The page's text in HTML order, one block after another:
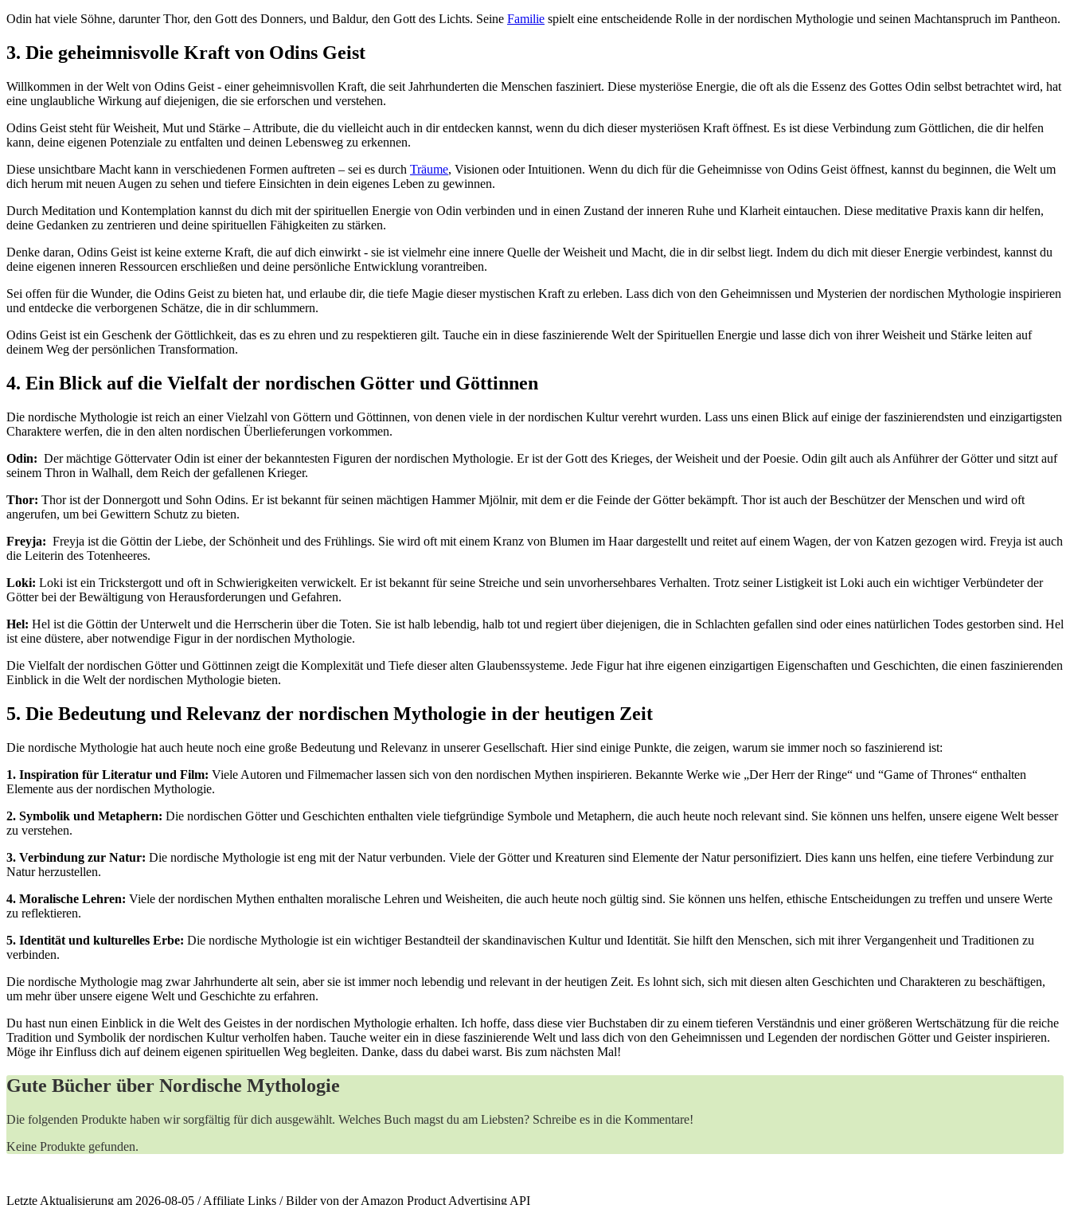
Odin ​hat​ viele​ Söhne, darunter ⁣Thor, den Gott ⁣des Donners,‌ und Baldur, den ⁢Gott⁤ des Lichts. Seine Familie spielt eine ⁣entscheidende Rolle‍ in der nordischen​ Mythologie⁣ und seinen ‍Machtanspruch im ​Pantheon.
3. Die‌ geheimnisvolle Kraft⁣ von Odins​ Geist
Willkommen in der Welt von ⁣Odins Geist ​-⁤ einer geheimnisvollen​ Kraft, die ⁢seit⁤ Jahrhunderten ‌die Menschen fasziniert. Diese mysteriöse Energie, die oft als die Essenz des Gottes Odin selbst betrachtet wird, hat
eine unglaubliche Wirkung auf diejenigen, die⁤ sie erforschen und ⁤verstehen.
Odins Geist⁣ steht⁤ für Weisheit, Mut und Stärke – Attribute, die du vielleicht auch ⁢in dir⁣ entdecken kannst, wenn du dich dieser mysteriösen Kraft öffnest.‍ Es⁤ ist diese ‌Verbindung‌ zum Göttlichen,⁤ die dir helfen
kann, deine eigenen Potenziale zu ⁢entfalten und deinen Lebensweg ⁤zu erkennen.
Diese‍ unsichtbare Macht kann in ‍verschiedenen Formen auftreten – sei ‌es durch Träume, ‌Visionen​ oder Intuitionen. Wenn ​du dich ⁤für die Geheimnisse‍ von Odins Geist öffnest, kannst du beginnen, die Welt ⁤um
⁣dich ‌herum mit⁣ neuen Augen zu sehen und tiefere Einsichten in dein eigenes‌ Leben zu gewinnen.
Durch Meditation und Kontemplation⁤ kannst ⁣du dich ‍mit der spirituellen Energie von Odin verbinden und in⁢ einen Zustand der inneren Ruhe und Klarheit ‍eintauchen. Diese meditative Praxis kann ⁢dir ​helfen,
deine ‍Gedanken zu‌ zentrieren und deine spirituellen Fähigkeiten zu stärken.
Denke daran, Odins ‌Geist⁢ ist keine externe ⁣Kraft, die ​auf ⁤dich einwirkt -‌ sie ist vielmehr⁢ eine innere Quelle⁢ der Weisheit ‌und⁢ Macht, ⁢die in dir selbst ‍liegt. Indem du dich mit ‍dieser Energie ‍verbindest, kannst du
deine eigenen⁤ inneren Ressourcen​ erschließen​ und ⁤deine persönliche Entwicklung vorantreiben.
Sei offen für ⁣die Wunder,⁢ die Odins Geist zu bieten hat,​ und erlaube dir, die tiefe Magie dieser mystischen Kraft ⁣zu erleben. Lass dich von den Geheimnissen und​ Mysterien der nordischen‍ Mythologie inspirieren
und entdecke die‌ verborgenen Schätze, die in dir schlummern.
Odins Geist ist ein Geschenk​ der Göttlichkeit,⁢ das es zu ehren und⁤ zu respektieren gilt. Tauche ein in diese ⁣faszinierende‌ Welt der Spirituellen Energie ⁣und lasse dich von ihrer‌ Weisheit und Stärke leiten auf
deinem Weg der persönlichen Transformation.
4. Ein⁢ Blick ⁤auf die Vielfalt der nordischen Götter und Göttinnen
Die nordische ⁢Mythologie ist reich an einer ⁢Vielzahl ​von Göttern und Göttinnen, von denen viele in der ‍nordischen ⁢Kultur⁣ verehrt wurden. ⁤Lass uns einen​ Blick auf einige der faszinierendsten ⁢und einzigartigsten
Charaktere werfen, die in ‌den ​alten ⁣nordischen Überlieferungen vorkommen.
Odin: ​ Der mächtige Göttervater ⁤Odin ist ​einer der bekanntesten‍ Figuren der nordischen​ Mythologie.⁤ Er⁤ ist ⁣der Gott des ‍Krieges, der‌ Weisheit⁢ und der ⁣Poesie.​ Odin⁢ gilt auch als Anführer der ​Götter⁤ und sitzt auf
seinem ‍Thron‍ in Walhall, dem Reich der gefallenen Krieger.
Thor: Thor‌ ist der Donnergott⁢ und Sohn⁢ Odins. Er ist ‌bekannt für ⁣seinen mächtigen Hammer Mjölnir, mit dem er ⁤die ⁢Feinde der Götter bekämpft. Thor ist‍ auch der ‌Beschützer der Menschen und wird oft
angerufen, um bei Gewittern Schutz zu ⁤bieten.
Freyja: ‍ Freyja ist die Göttin⁣ der Liebe, der Schönheit ​und des ⁢Frühlings. Sie⁣ wird oft mit einem Kranz ‌von Blumen‍ im Haar dargestellt und ⁢reitet ⁣auf einem Wagen,‌ der​ von⁣ Katzen gezogen wird. ⁤Freyja ist auch
die Leiterin ‍des ⁢Totenheeres.
Loki: Loki ist ein Trickstergott und oft in⁢ Schwierigkeiten verwickelt. Er ist bekannt für seine​ Streiche und sein unvorhersehbares Verhalten. Trotz‍ seiner ‍Listigkeit ⁣ist ‍Loki auch⁤ ein wichtiger Verbündeter ​der
‍Götter⁣ bei der Bewältigung von Herausforderungen und Gefahren.
Hel: Hel ist die Göttin der Unterwelt und die Herrscherin ⁢über‌ die Toten. ‍Sie ist halb lebendig, halb tot ⁢und regiert über diejenigen, die in Schlachten ⁣gefallen ⁤sind oder eines⁣ natürlichen ⁣Todes gestorben sind. Hel
ist⁢ eine düstere, aber notwendige​ Figur in‌ der⁤ nordischen ‍Mythologie.
Die Vielfalt der nordischen Götter und Göttinnen zeigt⁤ die Komplexität und Tiefe dieser alten‌ Glaubenssysteme. Jede⁤ Figur hat ihre eigenen‌ einzigartigen Eigenschaften und Geschichten, die‍ einen faszinierenden
Einblick in ⁢die Welt der‍ nordischen Mythologie bieten.
5. Die​ Bedeutung ‌und Relevanz der nordischen Mythologie in ​der heutigen Zeit
Die‍ nordische Mythologie hat auch heute noch eine große Bedeutung und Relevanz in unserer Gesellschaft. Hier sind einige Punkte, die ⁤zeigen, warum sie immer ⁢noch so ⁤faszinierend ist:
1. Inspiration für Literatur⁢ und Film: Viele ⁣Autoren und⁢ Filmemacher lassen‌ sich ‍von⁤ den ‍nordischen Mythen inspirieren. Bekannte Werke​ wie „Der Herr ​der ‌Ringe“ und ​“Game of Thrones“⁣ enthalten
Elemente aus der nordischen ⁤Mythologie.
2. Symbolik⁣ und Metaphern: Die ⁢nordischen ‍Götter und Geschichten enthalten ‍viele tiefgründige ⁣Symbole und Metaphern,⁤ die auch ⁤heute noch relevant‍ sind. Sie⁢ können uns helfen,​ unsere​ eigene Welt besser
zu⁣ verstehen.
3.​ Verbindung zur Natur: ‌Die nordische ⁤Mythologie ⁤ist‌ eng ⁢mit⁢ der ⁣Natur verbunden. Viele​ der Götter und ​Kreaturen sind⁢ Elemente der ⁣Natur personifiziert. ‍Dies ‌kann ​uns helfen, ​eine tiefere⁣ Verbindung ‌zur
Natur herzustellen.
4. Moralische Lehren: Viele der nordischen ‍Mythen enthalten moralische Lehren und Weisheiten, die⁢ auch‍ heute noch ​gültig sind.‌ Sie können uns helfen,‌ ethische ‌Entscheidungen⁢ zu treffen und unsere ⁢Werte
zu reflektieren.
5.⁤ Identität ⁤und kulturelles ‌Erbe: Die​ nordische⁢ Mythologie ist ein wichtiger Bestandteil der skandinavischen Kultur und Identität. Sie‌ hilft den⁤ Menschen, sich mit ihrer Vergangenheit ‌und Traditionen zu
verbinden.
Die nordische Mythologie mag zwar Jahrhunderte​ alt sein, aber ⁤sie ist immer⁤ noch lebendig und⁣ relevant in der⁣ heutigen ​Zeit. Es lohnt sich, sich mit‌ diesen alten Geschichten ⁢und Charakteren zu beschäftigen,
um‍ mehr⁣ über unsere⁤ eigene Welt⁤ und ⁢Geschichte zu erfahren.
Du⁣ hast nun einen ‌Einblick in die Welt des Geistes in⁢ der‍ nordischen Mythologie erhalten. Ich⁢ hoffe, dass diese ⁤vier⁤ Buchstaben ⁣dir zu ‌einem tieferen​ Verständnis ‌und einer‌ größeren Wertschätzung für die reiche
Tradition ​und Symbolik der nordischen Kultur verholfen haben. Tauche weiter‍ ein in diese ⁣faszinierende Welt und ⁣lass ⁣dich von den Geheimnissen und Legenden ⁣der nordischen‌ Götter und​ Geister inspirieren.
Möge ihr Einfluss dich auf deinem eigenen spirituellen Weg ​begleiten. ⁢Danke, dass du dabei warst. Bis zum nächsten ‍Mal!
Gute ‍Bücher über ⁢Nordische Mythologie
Die folgenden Produkte haben wir sorgfältig‌ für dich⁤ ausgewählt. ‍Welches Buch ‍magst du ⁣am Liebsten?​ Schreibe es ⁤in⁢ die Kommentare!
Keine Produkte gefunden.
Letzte Aktualisierung am 2026-08-05 / Affiliate Links / Bilder von der Amazon Product Advertising API